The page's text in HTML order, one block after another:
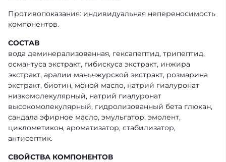
Противопоказания: индивидуальная непереносимость
компонентов.
СОСТАВ
вода деминерализованная, гексапептид, трипептид,
османтуса экстракт, гибискуса экстракт, инжира
экстракт, аралии маньчжурской экстракт, розмарина
экстракт, биотин, моной масло, натрий гиалуронат
низкомолекулярный, натрий гиалуронат
высокомолекулярный, гидролизованный бета глюкан,
сандала эфирное масло, эмульгатор, эмолент,
циклометикон, ароматизатор, стабилизатор,
антисептик.
СВОЙСТВА КОМПОНЕНТОВ